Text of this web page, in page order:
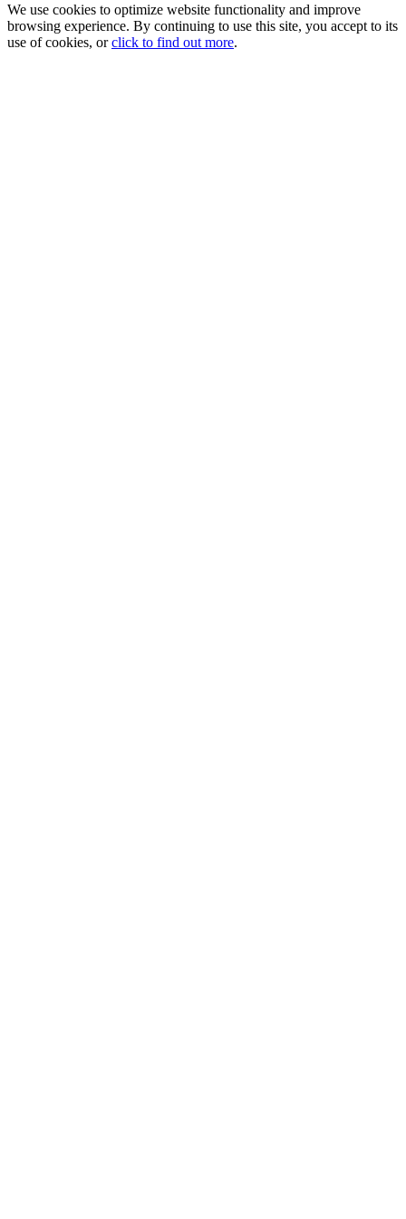
We use cookies to optimize website functionality and improve
browsing experience. By continuing to use this site, you accept to its
use of cookies, orclick to find out more.